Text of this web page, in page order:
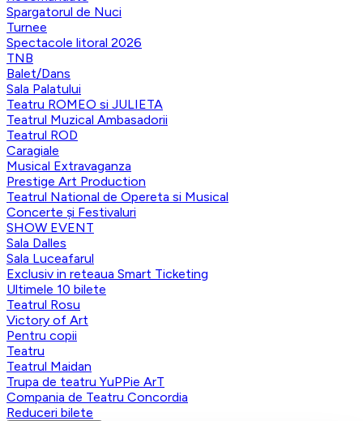
Spargatorul de Nuci
Turnee
Spectacole litoral 2026
TNB
Balet/Dans
Sala Palatului
Teatru ROMEO si JULIETA
Teatrul Muzical Ambasadorii
Teatrul ROD
Caragiale
Musical Extravaganza
Prestige Art Production
Teatrul National de Opereta si Musical
Concerte și Festivaluri
SHOW EVENT
Sala Dalles
Sala Luceafarul
Exclusiv in reteaua Smart Ticketing
Ultimele 10 bilete
Teatrul Rosu
Victory of Art
Pentru copii
Teatru
Teatrul Maidan
Trupa de teatru YuPPie ArT
Compania de Teatru Concordia
Reduceri bilete